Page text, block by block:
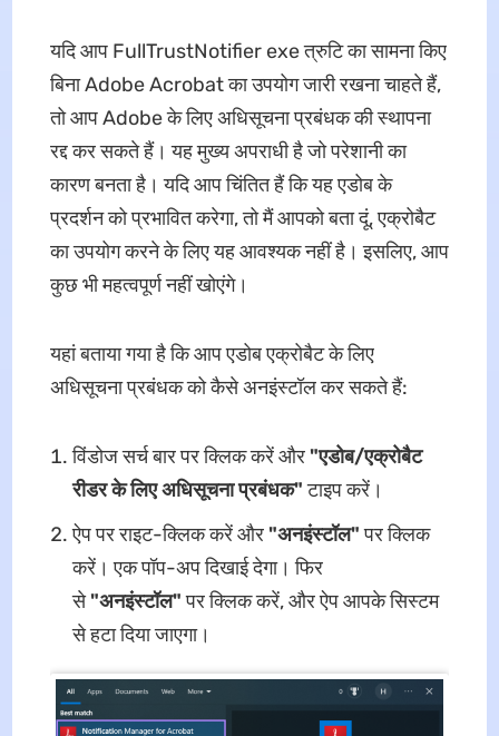
यदि आप FullTrustNotifier exe त्रुटि का सामना किए
बिना Adobe Acrobat का उपयोग जारी रखना चाहते हैं,
तो आप Adobe के लिए अधिसूचना प्रबंधक की स्थापना
रद्द कर सकते हैं। यह मुख्य अपराधी है जो परेशानी का
कारण बनता है। यदि आप चिंतित हैं कि यह एडोब के
प्रदर्शन को प्रभावित करेगा, तो मैं आपको बता दूं, एक्रोबैट
का उपयोग करने के लिए यह आवश्यक नहीं है। इसलिए, आप
कुछ भी महत्वपूर्ण नहीं खोएंगे।
यहां बताया गया है कि आप एडोब एक्रोबैट के लिए
अधिसूचना प्रबंधक को कैसे अनइंस्टॉल कर सकते हैं:
विंडोज सर्च बार पर क्लिक करें और"एडोब/एक्रोबैट
रीडर के लिए अधिसूचना प्रबंधक"टाइप करें।
ऐप पर राइट-क्लिक करें और"अनइंस्टॉल"पर क्लिक
करें। एक पॉप-अप दिखाई देगा। फिर
से"अनइंस्टॉल"पर क्लिक करें, और ऐप आपके सिस्टम
से हटा दिया जाएगा।